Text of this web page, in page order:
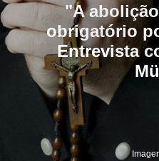
"A
obrigatório
Entrevista